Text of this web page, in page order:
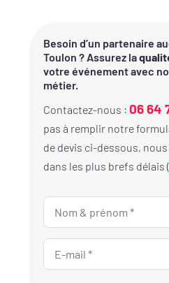
Besoin d’un partenaire
Toulon ? Assurez la
votre événement avec
métier.
Contactez-nous :06 64
pas à remplir notre
de devis ci-dessous,
dans les plus brefs délais